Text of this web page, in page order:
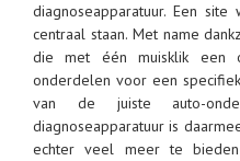
diagnoseapparatuur. Een
centraal staan. Met name
die met één muisklik een
onderdelen voor een
van de juiste auto-
diagnoseapparatuur is
echter veel meer te